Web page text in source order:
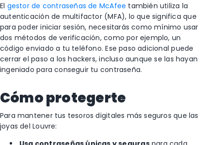
El gestor de contraseñas de McAfee también utiliza la
autenticación de multifactor (MFA), lo que significa que
para poder iniciar sesión, necesitarás como mínimo usar
dos métodos de verificación, como por ejemplo, un
código enviado a tu teléfono. Ese paso adicional puede
cerrar el paso a los hackers, incluso aunque se las hayan
ingeniado para conseguir tu contraseña.
Cómo protegerte
Para mantener tus tesoros digitales más seguros que las
joyas del Louvre: